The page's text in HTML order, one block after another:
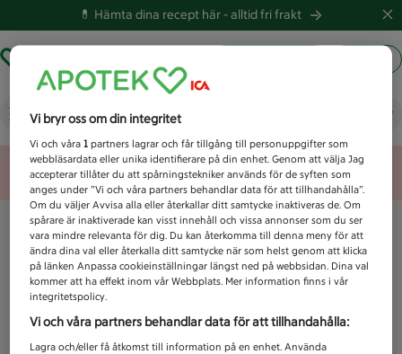
💊 Hämta dina recept här -alltid fri frakt
Vad letar du efter idag?
Unknown error
Vi bryr oss om din integritet
Vi och våra1 partners lagrar och får tillgång till personuppgifter som
webbläsardata eller unika identifierare på din enhet. Genom att välja Jag
accepterar tillåter du att spårningstekniker används för de syften som
anges under ”Vi och våra partners behandlar data för att tillhandahålla”.
Om du väljer Avvisa alla eller återkallar ditt samtycke inaktiveras de. Om
spårare är inaktiverade kan visst innehåll och vissa annonser som du ser
vara mindre relevanta för dig. Du kan återkomma till denna meny för att
ändra dina val eller återkalla ditt samtycke när som helst genom att klicka
på länken Anpassa cookieinställningar längst ned på webbsidan. Dina val
kommer att ha effekt inom vår Webbplats. Mer information finns i vår
integritetspolicy.
Vi och våra partners behandlar data för att tillhandahålla:
Lagra och/eller få åtkomst till information på en enhet. Använda